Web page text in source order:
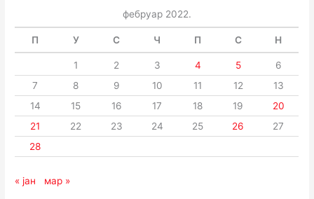
фебруар 2022.
П У С Ч П С Н
1 2 3 4 5
6
7
8 9 10 11 12
13
14
15 16 17 18 19
20
21
22 23 24 25 26
27
28
« јан мар »